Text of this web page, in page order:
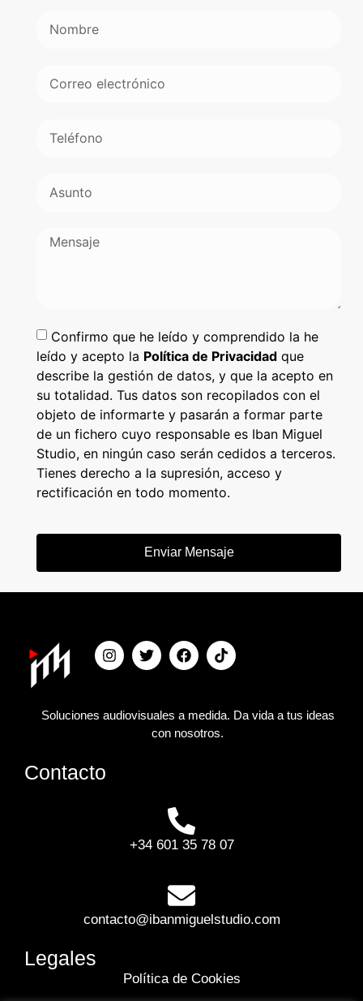
Confirmo que he leído y comprendido la he
leído y acepto la Política de Privacidad que
describe la gestión de datos, y que la acepto en
su totalidad. Tus datos son recopilados con el
objeto de informarte y pasarán a formar parte
de un fichero cuyo responsable es Iban Miguel
Studio, en ningún caso serán cedidos a terceros.
Tienes derecho a la supresión, acceso y
rectificación en todo momento.
Enviar Mensaje
Soluciones audiovisuales a medida. Da vida a tus ideas
con nosotros.
Legales
Política de Cookies
Contacto
+34 601 35 78 07
contacto@ibanmiguelstudio.com